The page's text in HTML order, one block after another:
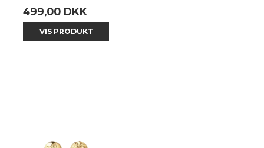
499,00 DKK
VIS PRODUKT